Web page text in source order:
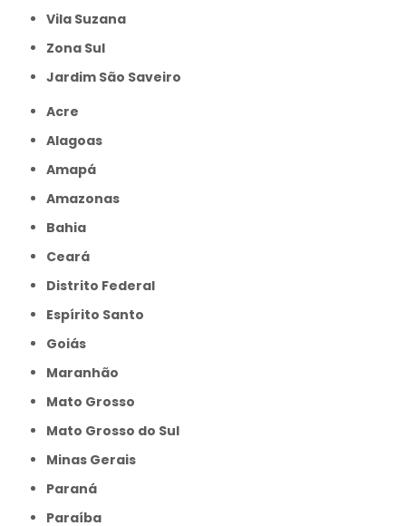
Vila Suzana
Zona Sul
jardim São Saveiro
Acre
Alagoas
Amapá
Amazonas
Bahia
Ceará
Distrito Federal
Espírito Santo
Goiás
Maranhão
Mato Grosso
Mato Grosso do Sul
Minas Gerais
Paraná
Paraíba